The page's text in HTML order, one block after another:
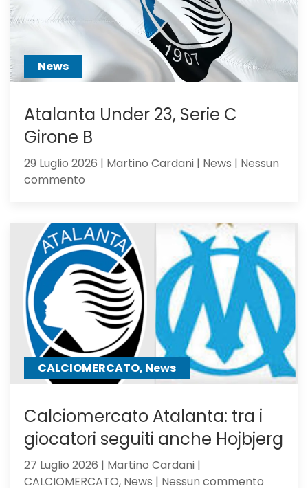
hai
creduto
abbastanza?
News
Atalanta Under 23, Serie C
Girone B
29 Luglio 2026 | Martino Cardani | News | Nessun
commento
23,
Serie
C
Girone
B
CALCIOMERCATO, News
Calciomercato Atalanta: tra i
giocatori seguiti anche Hojbjerg
27 Luglio 2026 | Martino Cardani |
CALCIOMERCATO, News | Nessun commento